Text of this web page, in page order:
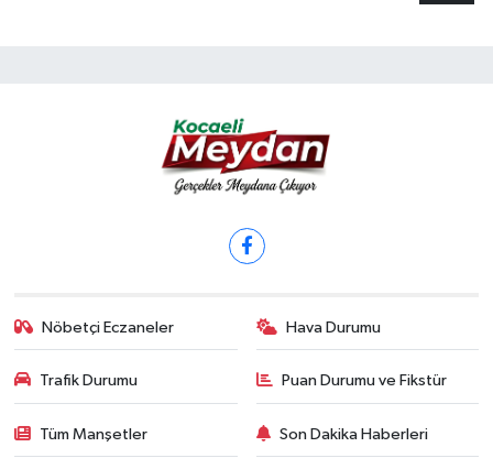
Nöbetçi Eczaneler Hava Durumu
Trafik Durumu Puan Durumu ve Fikstür
Tüm Manşetler Son Dakika Haberleri